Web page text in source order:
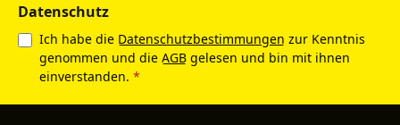
Datenschutz
Ich habe die Datenschutzbestimmungen zur Kenntnis
genommen und die AGB gelesen und bin mit ihnen
einverstanden. *